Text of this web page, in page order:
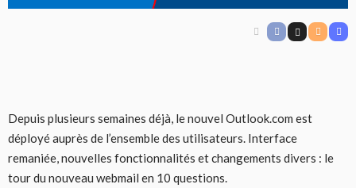
Depuis plusieurs semaines déjà, le nouvel Outlook.com est
déployé auprès de l’ensemble des utilisateurs. Interface
remaniée, nouvelles fonctionnalités et changements divers : le
tour du nouveau webmail en 10 questions.